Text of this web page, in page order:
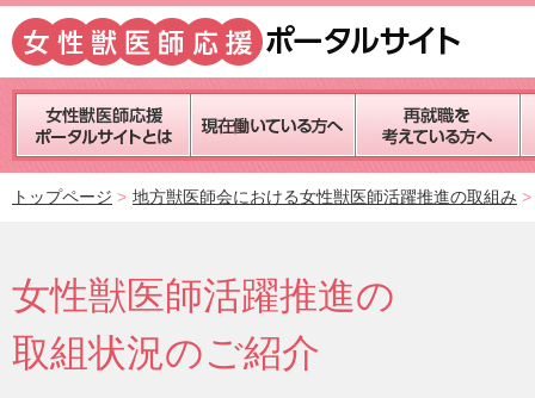
トップページ 地方獣医師会における女性獣医師活躍推進の取組み
女性獣医師活躍推進の
取組状況のご紹介